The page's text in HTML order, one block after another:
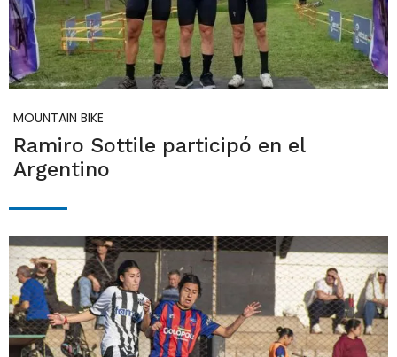
MOUNTAIN BIKE
Ramiro Sottile participó en el
Argentino